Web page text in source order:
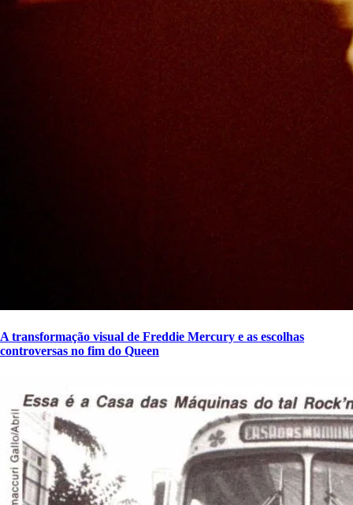
A transformação visual de Freddie Mercury e as escolhas
controversas no fim do Queen